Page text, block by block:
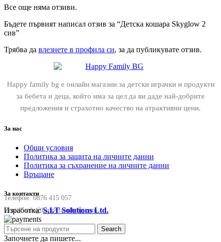
Все още няма отзиви.
Бъдете първият написал отзив за “Детска кошара Skyglow 2
сив”
Трябва да влезнете в профила си, за да публикувате отзив.
Happy family bg е онлайн магазин за детски играчки и продукти
за бебета и деца, който има за цел да ви даде най-добрите
предложения и страхотно качество на атрактивни цени.
За нас
Общи условия
Политика за защита на личните данни
Политика за съхранение на личните данни
Връщане
За контакти
Телефон:0876 415 057
Email:sale@happyfamilybg.com
Изработка:S.I.T Solutions Ltd.
Search
Започнете да пишете...